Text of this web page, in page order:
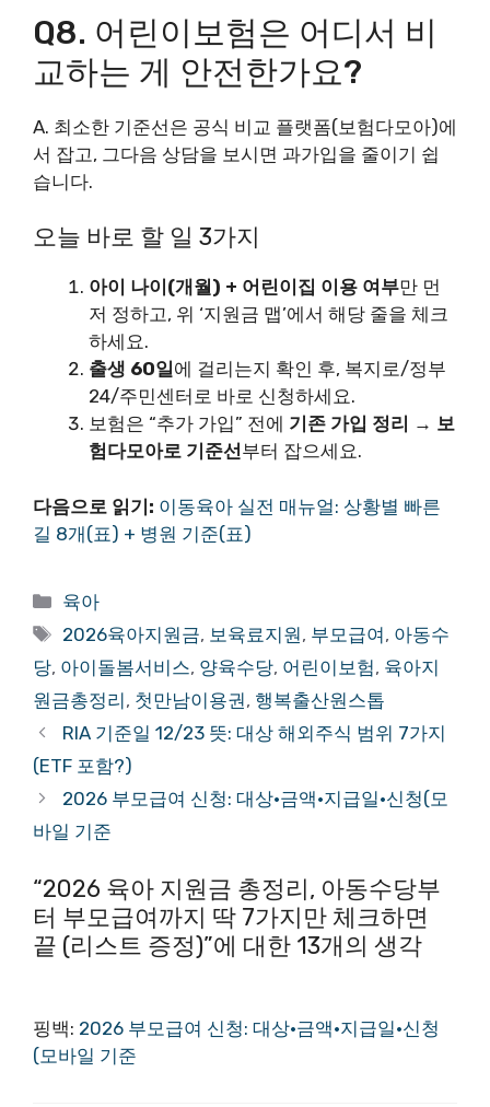
Q8. 어린이보험은 어디서 비
교하는 게 안전한가요?
A. 최소한 기준선은 공식 비교 플랫폼(보험다모아)에
서 잡고, 그다음 상담을 보시면 과가입을 줄이기 쉽
습니다.
오늘 바로 할 일 3가지
아이 나이(개월) + 어린이집 이용 여부만 먼
저 정하고, 위 ‘지원금 맵’에서 해당 줄을 체크
하세요.
출생 60일에 걸리는지 확인 후, 복지로/정부
24/주민센터로 바로 신청하세요.
보험은 “추가 가입” 전에 기존 가입 정리 → 보
험다모아로 기준선부터 잡으세요.
다음으로 읽기: 이동육아 실전 매뉴얼: 상황별 빠른
길 8개(표) + 병원 기준(표)
카
테
리
육아
태
그
2026육아지원금, 보육료지원, 부모급여, 아동수
당, 아이돌봄서비스, 양육수당, 어린이보험, 육아지
원금총정리, 첫만남이용권, 행복출산원스톱
RIA 기준일 12/23 뜻: 대상 해외주식 범위 7가지
(ETF 포함?)
2026 부모급여 신청: 대상·금액·지급일·신청(모
바일 기준
“2026 육아 지원금 총정리, 아동수당부
터 부모급여까지 딱 7가지만 체크하면
끝 (리스트 증정)”에 대한 13개의 생각
핑백: 2026 부모급여 신청: 대상·금액·지급일·신청
(모바일 기준